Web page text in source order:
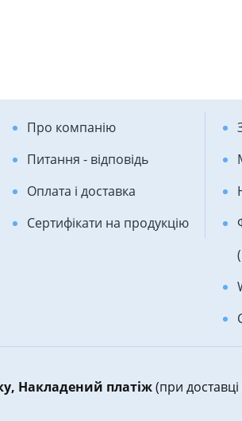
Про компанію
Питання - відповідь
Оплата і доставка
Сертифікати на продукцію
Накладений платіж(при